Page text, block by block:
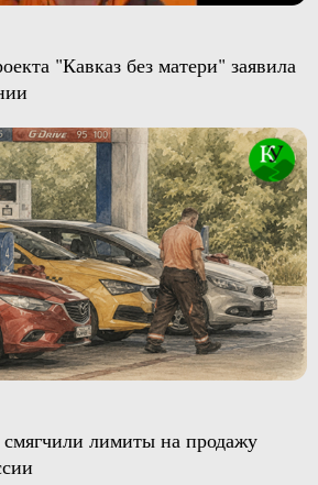
"Кавказ без матери" заявила
лимиты на продажу